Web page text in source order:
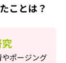
ことは？
やポージング